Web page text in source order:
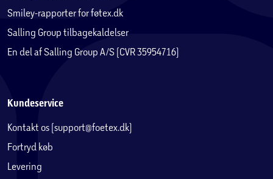
Smiley-rapporter for føtex.dk
Salling Group tilbagekaldelser
En del af Salling Group A/S (CVR 35954716)
Kundeservice
Kontakt os (support@foetex.dk)
Fortryd køb
Levering